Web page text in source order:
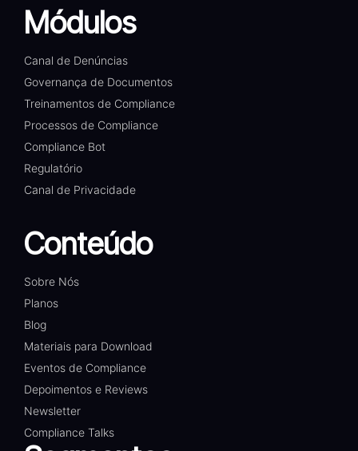
Módulos
Canal de Denúncias
Governança de Documentos
Treinamentos de Compliance
Processos de Compliance
Compliance Bot
Regulatório
Canal de Privacidade
Conteúdo
Sobre Nós
Planos
Blog
Materiais para Download
Eventos de Compliance
Depoimentos e Reviews
Newsletter
Compliance Talks